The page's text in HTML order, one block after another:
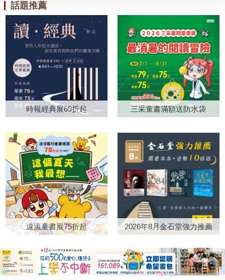
算、訣竅，或一體適用的解決方
案。它旨在讓你了解你和金錢的
關係，會如何影響你的決定，進
而了解如何重新塑造這份關係，
並讓金錢為你效力。書中也提到
財富自由的「15個心理層次」。
每個人都能在這個框架中找到屬
於自己的位置，了解自己接下來
的追求。這個框架的價值，不在
讓人明白，每向上一步，都能為
自己帶來真正的自由。這本書將
告訴你：如何財務獨立？如何建
立目標？如何讓自己的人生有意
義且不再後悔。 摩根．豪瑟
的作品，已幫助上千萬人重新思
考賺錢、儲蓄與投資之道。暢銷
突破1,000萬冊的前作《致富心
作《花錢的藝術》則聚焦在如何
運用財富。這本書是摩根．豪瑟
女人的態度與對待方式，但小說
並未單純停留在所謂的男性凝
視，而是展現出更為複雜多面的
欲望關係。書中女人所受到的控
制有暴力性質（如有權有勢的乾
爹），有金錢性質（如妓院），
有情愛性質（如男性角色對女人
的引誘）。這幾種男性對女性的
翻轉，尤其情愛的關係更為微
妙。相對於此，某些情節呈現了
男女情感的真摯時刻，亦即擺脫
欲望陰影、達到真實連結的時
刻，儘管這樣的連結顯得脆弱、
轉瞬即逝或得來不易。純真與欲
望之間的動態關係，悄悄呼應了
小說中引用的《失樂園》。
《2084》的敘事方式相當值得
玩味，兩種敘事風格並存。一種
是史詩式的冒險旅程，有確切的
人物動機與目標，有明顯的懸疑
《因為我是「最強的」》時，我
立刻被封面上占據大半畫面的鱷
魚臉龐吸引。書封一角，一隻暴
龍正從遠方迎面而來；畫面中的
鱷魚與暴龍，都有著同樣銳利的
黃色眼睛，讓人一時分辨不出
來，書名所說的「最強的」，究
竟指的是暴龍，還是鱷魚？
前，便能從倒影中看見一張完整
的鱷魚臉。這樣的設計，也讓人
聯想到幼兒發展中的鏡像與自我
辨識：孩子透過鏡子認識自己的
外貌，也透過大人的回應理解自
己的情緒，逐漸建立「這就是
我」的自我概念。 《因為我
是「最強的」》描述一隻名叫
「國王」的暴龍。他擁有龐大而
強壯的身體，是恐龍世界裡公認
最強大的存在，其他恐龍都十分
畏懼他。 然而，一場突如其
頭」，也因此開始特別留意自己
和身邊人的念頭，比如我的母
親。每次聽她重複在抱怨同樣的
事，我就一直想到書中說的：傷
害自己最大的，就是你最難放下
的那個念頭。看到她的不快樂與
對身邊人的影響，我深深體會
到，人的念頭如何一步步奪走人
的尊嚴與自由。 原本以為
讀者的最後一本書。沒想到，去
年得知在他的託付之下，《我可
能錯了》的共同作者卡洛琳整理
出了《張開的手》，真的非常驚
喜。這本書讓我們有機會從更多
面向認識比約恩，也看見那些在
《我可能錯了》中已經萌芽的智
慧，如何延伸到生命的各個面
像是在人的心裡打開一道門，
《張開的手》裡的每一篇會像是
話題推薦
時報經典展69折起 三采童書滿額送防水袋
遠流童書展75折起 2026年8月金石堂強力推薦